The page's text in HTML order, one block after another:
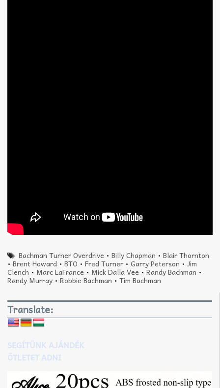
Bachman Turner Overdrive •Billy Chapman •Blair Thornton
• Brent Howard • BTO • Fred Turner • Garry Peterson • Jim
Clench • Marc LaFrance • Mick Dalla Vee •Randy Bachman •
Randy Murray • Robbie Bachman • Tim Bachman
Translate:
SEGÍTÜNK AJÁNDÉK
ÖTLETET ADNI